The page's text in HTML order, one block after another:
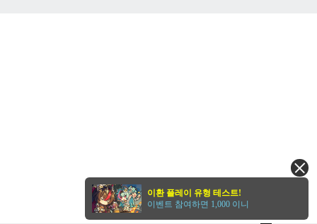
이환 플레이 유형 테스트!
이벤트 참여하면 1,000 이니